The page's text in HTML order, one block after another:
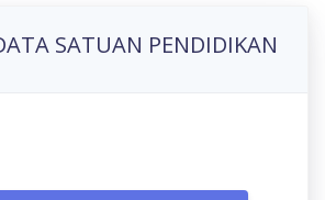
SATUAN PENDIDIKAN